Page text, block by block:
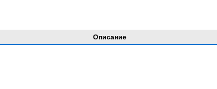
Описание